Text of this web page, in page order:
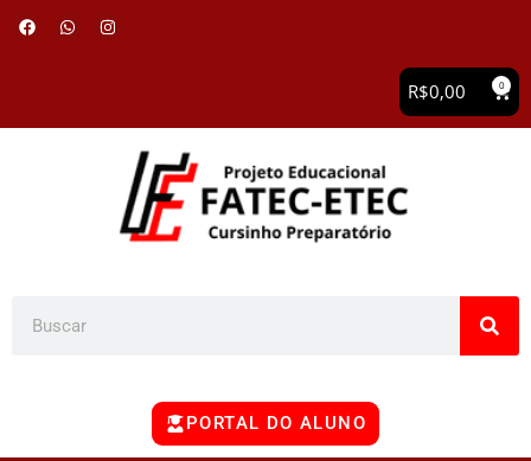
R$0,00 0
PORTAL DO ALUNO